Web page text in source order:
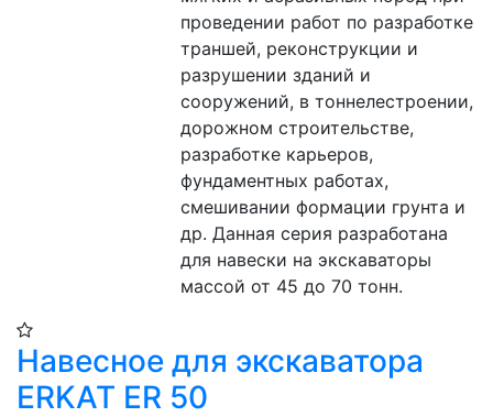
проведении работ по разработке
траншей, реконструкции и
разрушении зданий и
сооружений, в тоннелестроении,
дорожном строительстве,
разработке карьеров,
фундаментных работах,
смешивании формации грунта и
др. Данная серия разработана
для навески на экскаваторы
массой от 45 до 70 тонн.
Навесное для экскаватора
ERKAT ER 50